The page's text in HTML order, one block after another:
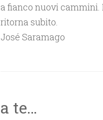
a fianco nuovi
ritorna subito.
José Saramago
a te…